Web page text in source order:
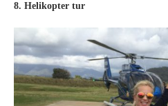
8. Helikopter tur